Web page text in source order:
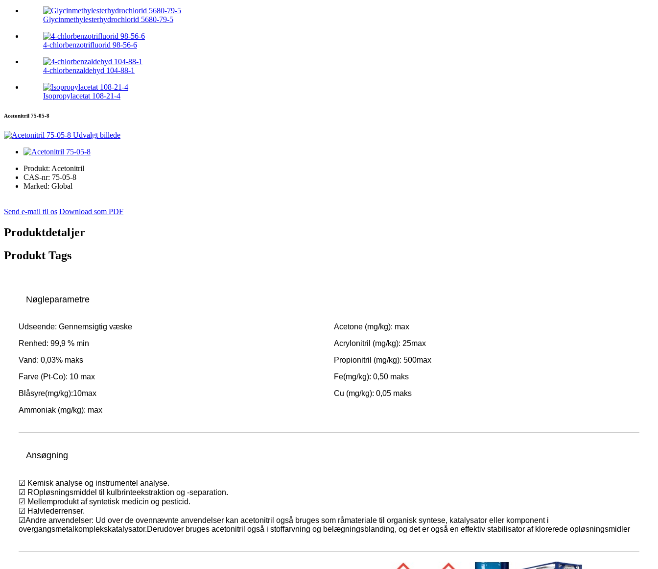
Glycinmethylesterhydrochlorid 5680-79-5
4-chlorbenzotrifluorid 98-56-6
4-chlorbenzaldehyd 104-88-1
Isopropylacetat 108-21-4
Acetonitril 75-05-8
Produkt: Acetonitril
CAS-nr: 75-05-8
Marked: Global
Send e-mail til os Download som PDF
Produktdetaljer
Produkt Tags
Nøgleparametre
Udseende: Gennemsigtig væske
Renhed: 99,9 % min
Vand: 0,03% maks
Farve (Pt-Co): 10 max
Blåsyre(mg/kg):10max
Ammoniak (mg/kg): max
Acetone (mg/kg): max
Acrylonitril (mg/kg): 25max
Propionitril (mg/kg): 500max
Fe(mg/kg): 0,50 maks
Cu (mg/kg): 0,05 maks
Ansøgning
☑ Kemisk analyse og instrumentel analyse.
☑ ROpløsningsmiddel til kulbrinteekstraktion og -separation.
☑ Mellemprodukt af syntetisk medicin og pesticid.
☑ Halvlederrenser.
☑Andre anvendelser: Ud over de ovennævnte anvendelser kan acetonitril også bruges som råmateriale til organisk syntese, katalysator eller komponent i
overgangsmetalkomplekskatalysator.Derudover bruges acetonitril også i stoffarvning og belægningsblanding, og det er også en effektiv stabilisator af klorerede opløsningsmidler